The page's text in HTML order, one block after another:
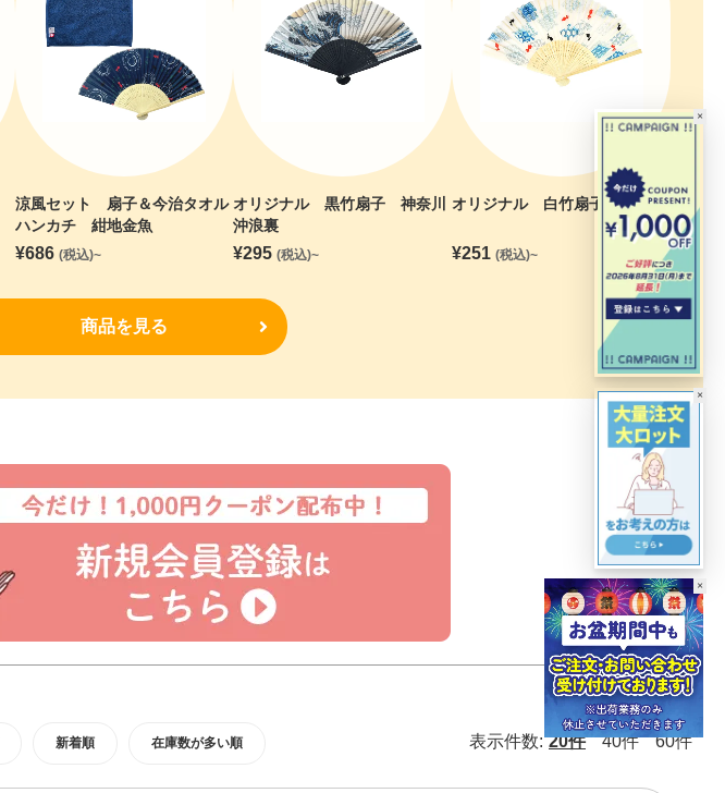
涼風セット 扇子＆今治タオル
ハンカチ 紺地金魚
¥686 (税込)~
オリジナル 黒竹扇子 神奈川
沖浪裏
¥295 (税込)~
オリジナル 白竹扇子 金魚
¥251 (税込)~
商品を見る
新着順 在庫数が多い順 表示件数: 20件 40件 60件
×
×
×